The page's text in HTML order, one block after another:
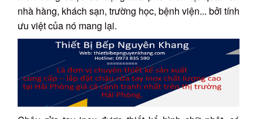
nhà hàng, khách sạn, trường học, bệnh viện... bởi tính
ưu việt của nó mang lại.